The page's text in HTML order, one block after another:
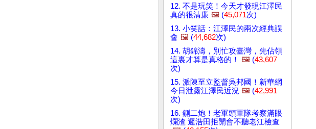
12. 不是玩笑！今天才發現江澤民
真的很清廉 🖼️ (45,071次)
13. 小笑話：江澤民的兩次經典誤
會 🖼️ (44,682次)
14. 胡錦濤，別忙攻臺灣，先佔領
這裏才算是真格的！
🖼️ (43,607
次)
15. 派陳至立監督吳邦國！新華網
今日泄露江澤民近況 🖼️ (42,991
次)
16. 鍘二炮！老軍頭軍隊考察滿眼
爛渣 遲浩田拒開會不聽老江檢查